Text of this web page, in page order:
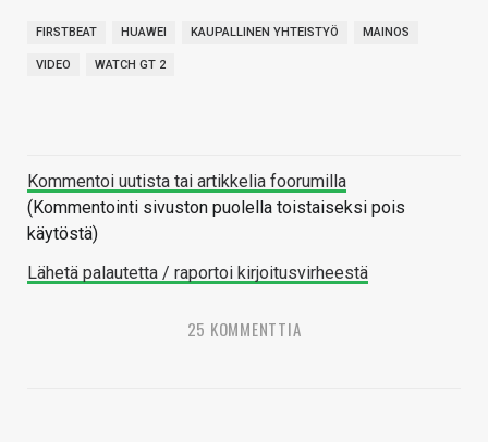
FIRSTBEAT HUAWEI KAUPALLINEN YHTEISTYÖ MAINOS
VIDEO WATCH GT 2
Kommentoi uutista tai artikkelia foorumilla
(Kommentointi sivuston puolella toistaiseksi pois
käytöstä)
Lähetä palautetta / raportoi kirjoitusvirheestä
25 KOMMENTTIA